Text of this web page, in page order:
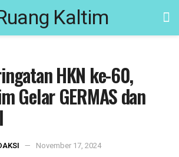
HKN ke-60,
Gelar GERMAS dan
November 17, 2024